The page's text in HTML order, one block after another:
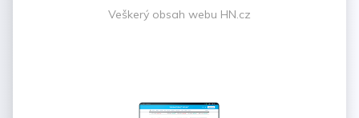
Veškerý obsah webu HN.cz